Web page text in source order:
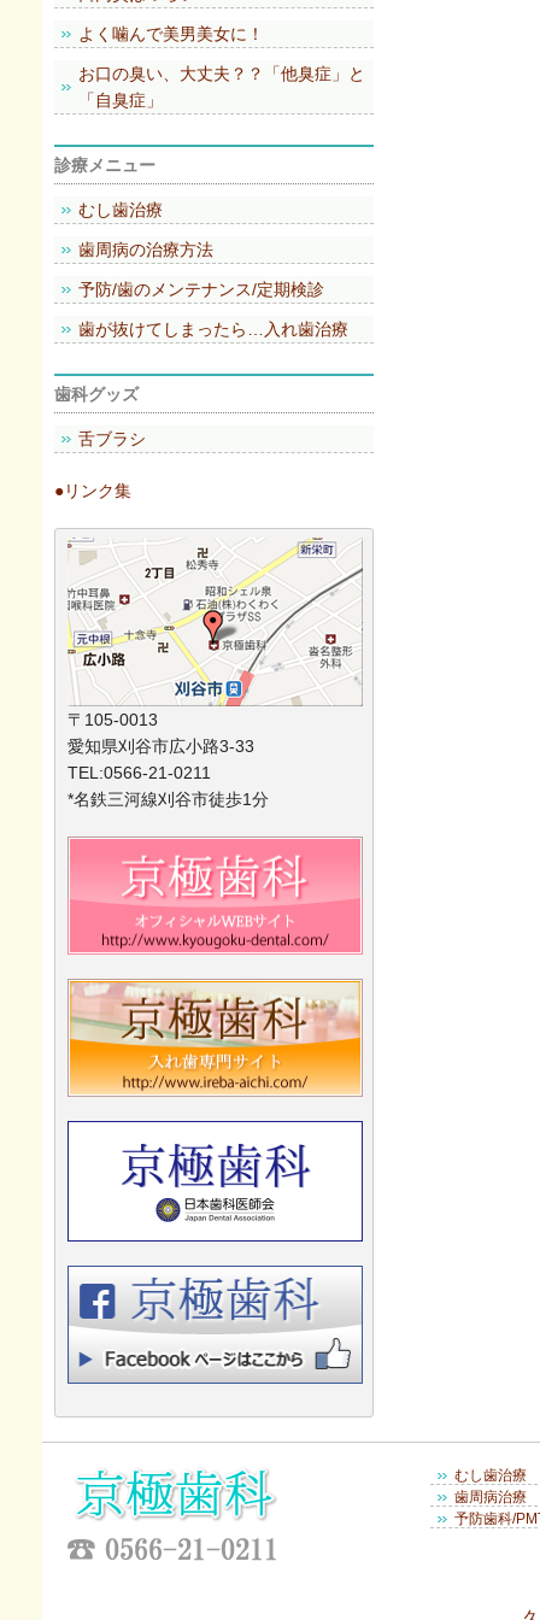
よく噛んで美男美女に！
お口の臭い、大丈夫？？「他臭症」と
「自臭症」
診療メニュー
むし歯治療
歯周病の治療方法
予防/歯のメンテナンス/定期検診
歯が抜けてしまったら…入れ歯治療
歯科グッズ
舌ブラシ
●リンク集
〒105-0013
愛知県刈谷市広小路3-33
TEL:0566-21-0211
*名鉄三河線刈谷市徒歩1分
むし歯治療
歯周病治療
予防歯科/